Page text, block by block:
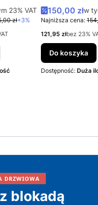
brutto
%s VAT
23% VAT
zł+3%
Cena
150,00 złw
w
Najniższa cena:
Cena netto
121,95 złbez 23%
Do koszyka
Dostępność: Duża
DRZWIOWA
blokadą